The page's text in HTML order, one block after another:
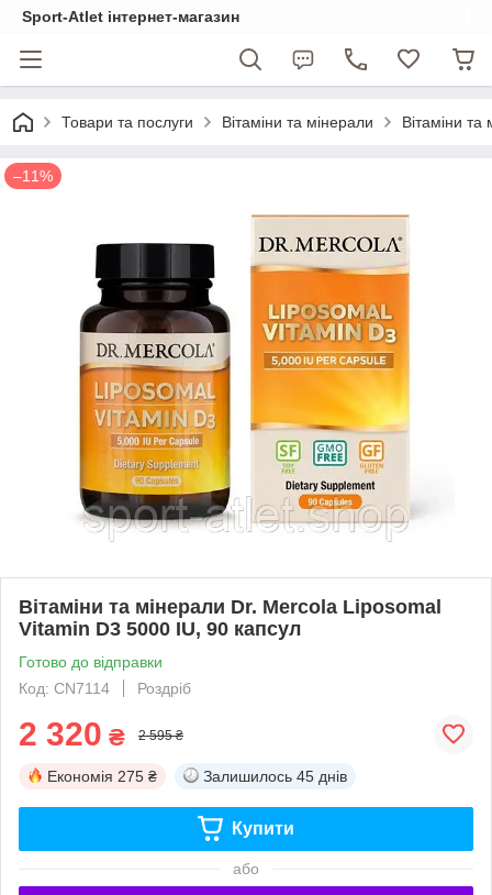
Sport-Atlet інтернет-магазин
Товари та послуги Вітаміни та мінерали Вітаміни
–11%
Вітаміни та мінерали Dr. Mercola Liposomal
Vitamin D3 5000 IU, 90 капсул
Готово до відправки
Код: CN7114
Роздріб
2 320 ₴ 2 595 ₴
Економія 275 ₴ Залишилось 45 днів
Купити
або